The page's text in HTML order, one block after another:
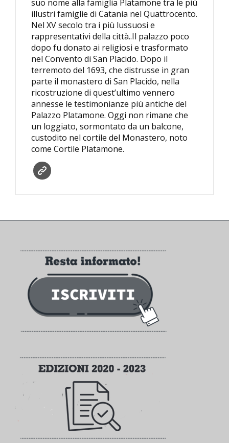
suo nome alla famiglia Platamone tra le più
illustri famiglie di Catania nel Quattrocento.
Nel XV secolo tra i più lussuosi e
rappresentativi della città..Il palazzo poco
dopo fu donato ai religiosi e trasformato
nel Convento di San Placido. Dopo il
terremoto del 1693, che distrusse in gran
parte il monastero di San Placido, nella
ricostruzione di quest’ultimo vennero
annesse le testimonianze più antiche del
Palazzo Platamone. Oggi non rimane che
un loggiato, sormontato da un balcone,
custodito nel cortile del Monastero, noto
come Cortile Platamone.